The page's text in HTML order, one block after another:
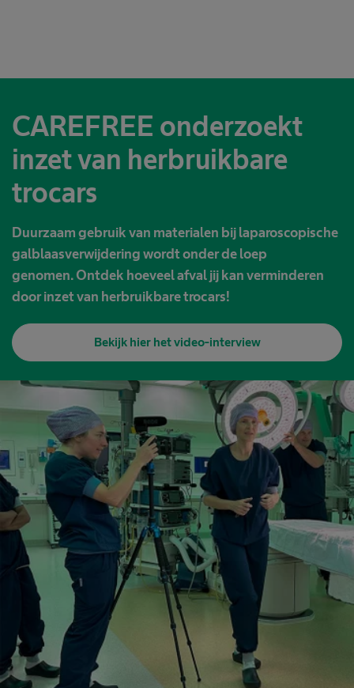
CAREFREE onderzoekt
inzet van herbruikbare
trocars
Duurzaam gebruik van materialen bij laparoscopische
galblaasverwijdering wordt onder de loep
genomen. Ontdek hoeveel afval jij kan verminderen
door inzet van herbruikbare trocars!
Bekijk hier het video-interview